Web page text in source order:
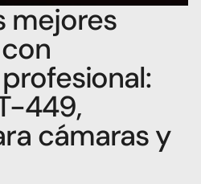
mejores
449,
cámaras y